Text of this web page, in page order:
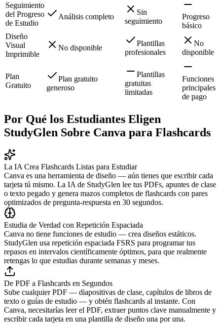
Seguimiento
del Progreso
de Estudio
Análisis completo
Sin
seguimiento
Progreso
básico
Diseño
Visual
Imprimible
No disponible
Plantillas
profesionales
No
disponible
Plan
Gratuito
Plan gratuito
generoso
Plantillas
gratuitas
limitadas
Funciones
principales
de pago
Por Qué los Estudiantes Eligen
StudyGlen Sobre Canva para Flashcards
La IA Crea Flashcards Listas para Estudiar
Canva es una herramienta de diseño — aún tienes que escribir cada
tarjeta tú mismo. La IA de StudyGlen lee tus PDFs, apuntes de clase
o texto pegado y genera mazos completos de flashcards con pares
optimizados de pregunta-respuesta en 30 segundos.
Estudia de Verdad con Repetición Espaciada
Canva no tiene funciones de estudio — crea diseños estáticos.
StudyGlen usa repetición espaciada FSRS para programar tus
repasos en intervalos científicamente óptimos, para que realmente
retengas lo que estudias durante semanas y meses.
De PDF a Flashcards en Segundos
Sube cualquier PDF — diapositivas de clase, capítulos de libros de
texto o guías de estudio — y obtén flashcards al instante. Con
Canva, necesitarías leer el PDF, extraer puntos clave manualmente y
escribir cada tarjeta en una plantilla de diseño una por una.